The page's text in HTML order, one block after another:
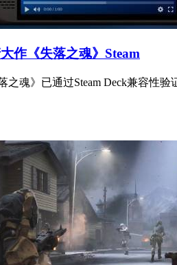
作《失落之魂》Steam
之魂》已通过Steam Deck兼容性